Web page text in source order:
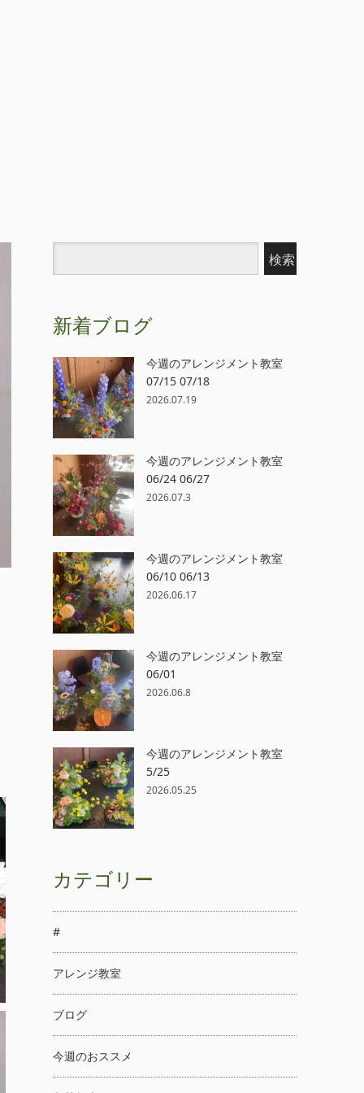
新着ブログ
今週のアレンジメント教室
07/15 07/18
2026.07.19
今週のアレンジメント教室
06/24 06/27
2026.07.3
今週のアレンジメント教室
06/10 06/13
2026.06.17
今週のアレンジメント教室
06/01
2026.06.8
今週のアレンジメント教室
5/25
2026.05.25
カテゴリー
#
アレンジ教室
ブログ
今週のおススメ